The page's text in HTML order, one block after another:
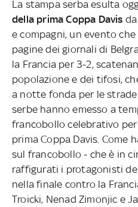
La stampa serba esulta
della prima Coppa Davis
e compagni, un evento
pagine dei giornali di
la Francia per 3-2,
popolazione e dei tifosi,
a notte fonda per le
serbe hanno emesso a
francobollo celebrativo
prima Coppa Davis. Come
sul francobollo - che è in
raffigurati i protagonisti
nella finale contro la
Troicki, Nenad Zimonjic e